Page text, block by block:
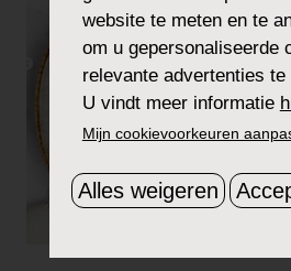
website te meten en te
om u gepersonaliseerde
relevante advertenties te
U vindt meer informatie
Mijn cookievoorkeuren
Alles weigeren